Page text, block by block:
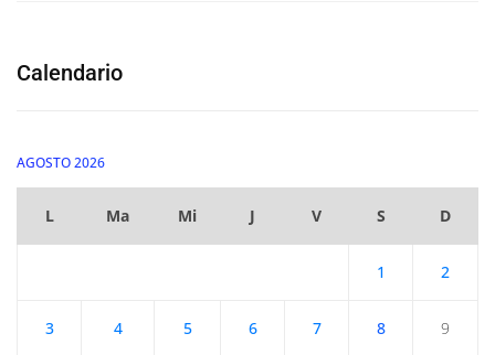
Calendario
AGOSTO 2026
L Ma Mi J V S D
1 2
3 4 5 6 7 8 9